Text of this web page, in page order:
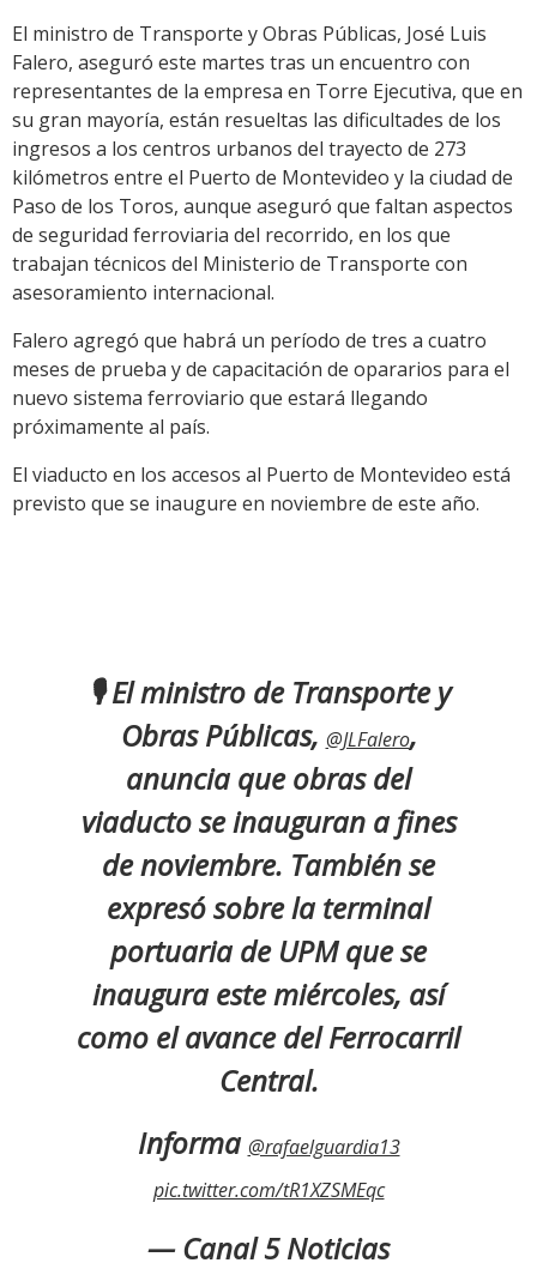
El ministro de Transporte y Obras Públicas, José Luis
Falero, aseguró este martes tras un encuentro con
representantes de la empresa en Torre Ejecutiva, que en
su gran mayoría, están resueltas las dificultades de los
ingresos a los centros urbanos del trayecto de 273
kilómetros entre el Puerto de Montevideo y la ciudad de
Paso de los Toros, aunque aseguró que faltan aspectos
de seguridad ferroviaria del recorrido, en los que
trabajan técnicos del Ministerio de Transporte con
asesoramiento internacional.
Falero agregó que habrá un período de tres a cuatro
meses de prueba y de capacitación de opararios para el
nuevo sistema ferroviario que estará llegando
próximamente al país.
El viaducto en los accesos al Puerto de Montevideo está
previsto que se inaugure en noviembre de este año.
🎙 El ministro de Transporte y
Obras Públicas, @JLFalero,
anuncia que obras del
viaducto se inauguran a fines
de noviembre. También se
expresó sobre la terminal
portuaria de UPM que se
inaugura este miércoles, así
como el avance del Ferrocarril
Central.
Informa @rafaelguardia13
pic.twitter.com/tR1XZSMEqc
— Canal 5 Noticias